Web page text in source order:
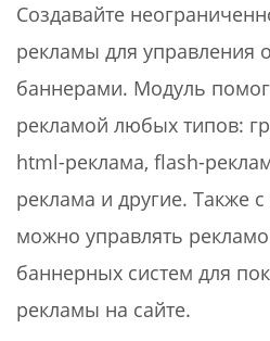
Создавайте
рекламы для управления
баннерами. Модуль
рекламой любых типов:
html-реклама, flash-
реклама и другие. Также
можно управлять
баннерных систем для
рекламы на сайте.